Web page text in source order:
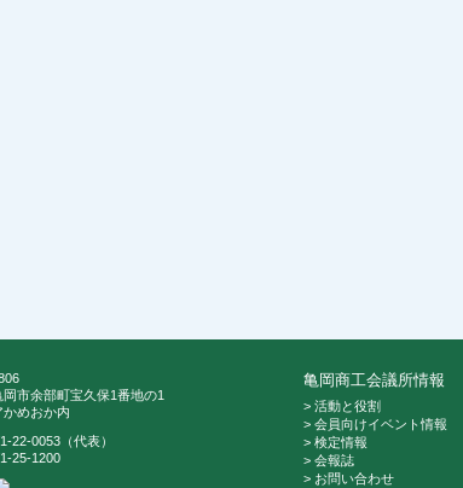
市余部町宝久保1番地の1
かめおか内
22-0053（代表）
25-1200
亀岡商工会議所情報
> 活動と役割
> 会員向けイベント情報
> 検定情報
> 会報誌
> お問い合わせ